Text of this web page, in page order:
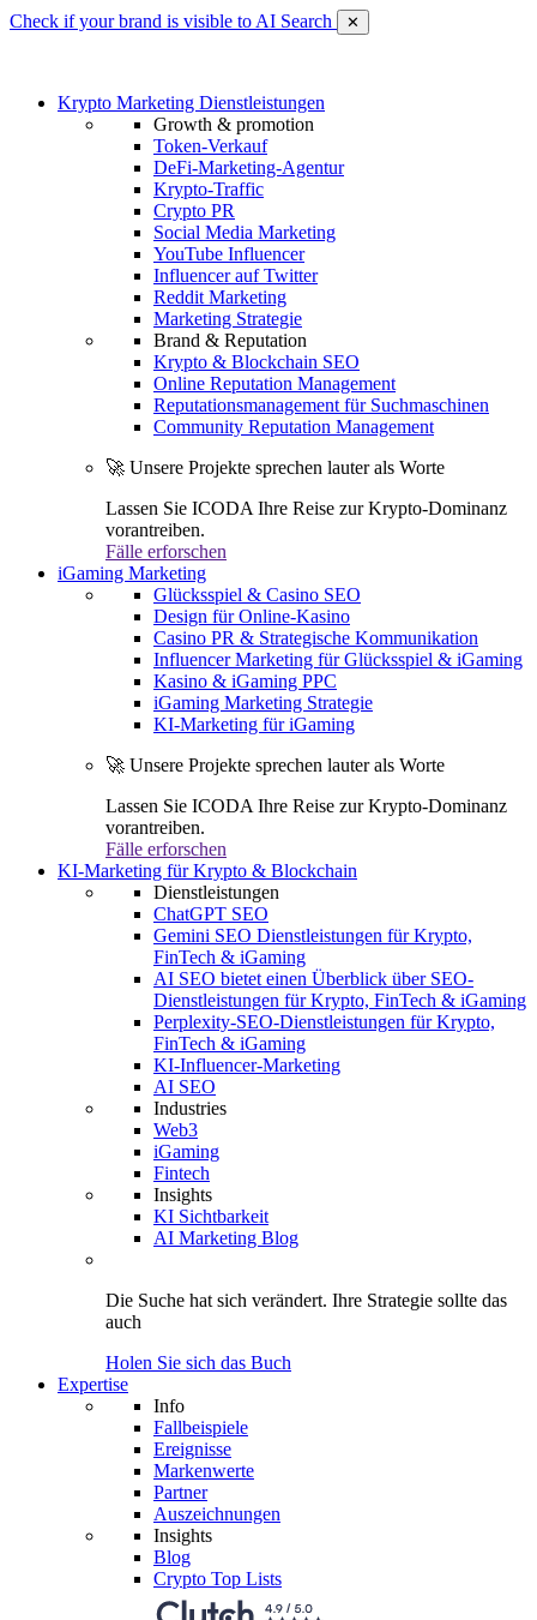
Check if your brand is visible to AI Search ✕
Krypto Marketing Dienstleistungen
Growth & promotion
Token-Verkauf
DeFi-Marketing-Agentur
Krypto-Traffic
Crypto PR
Social Media Marketing
YouTube Influencer
Influencer auf Twitter
Reddit Marketing
Marketing Strategie
Brand & Reputation
Krypto & Blockchain SEO
Online Reputation Management
Reputationsmanagement für Suchmaschinen
Community Reputation Management
🚀 Unsere Projekte sprechen lauter als Worte
Lassen Sie ICODA Ihre Reise zur Krypto-Dominanz
vorantreiben.
Fälle erforschen
iGaming Marketing
Glücksspiel & Casino SEO
Design für Online-Kasino
Casino PR & Strategische Kommunikation
Influencer Marketing für Glücksspiel & iGaming
Kasino & iGaming PPC
iGaming Marketing Strategie
KI-Marketing für iGaming
🚀 Unsere Projekte sprechen lauter als Worte
Lassen Sie ICODA Ihre Reise zur Krypto-Dominanz
vorantreiben.
Fälle erforschen
KI-Marketing für Krypto & Blockchain
Dienstleistungen
ChatGPT SEO
Gemini SEO Dienstleistungen für Krypto,
FinTech & iGaming
AI SEO bietet einen Überblick über SEO-
Dienstleistungen für Krypto, FinTech & iGaming
Perplexity-SEO-Dienstleistungen für Krypto,
FinTech & iGaming
KI-Influencer-Marketing
AI SEO
Industries
Web3
iGaming
Fintech
Insights
KI Sichtbarkeit
AI Marketing Blog
Die Suche hat sich verändert. Ihre Strategie sollte das
auch
Holen Sie sich das Buch
Expertise
Info
Fallbeispiele
Ereignisse
Markenwerte
Partner
Auszeichnungen
Insights
Blog
Crypto Top Lists